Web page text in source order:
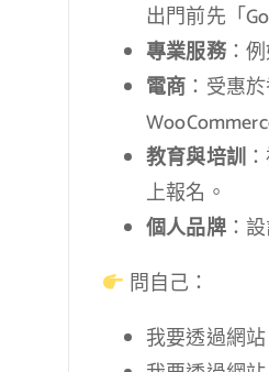
出門前先「
專業服務：
電商 ：受惠
教育與培訓
上報名。
個人品牌：
問自己：
我要透過網